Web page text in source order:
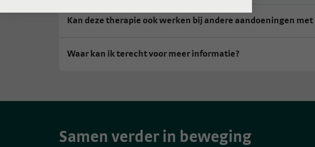
Kan deze therapie ook werken bij andere aandoeningen
Waar kan ik terecht voor meer informatie?
Samen verder in beweging